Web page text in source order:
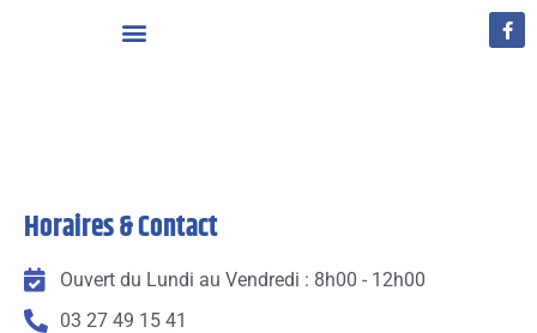
Horaires & Contact
Ouvert du Lundi au Vendredi : 8h00 - 12h00
03 27 49 15 41